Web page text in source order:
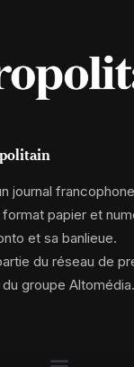
journal
papier et
et sa banlieue.
du réseau de
groupe Altomédia.